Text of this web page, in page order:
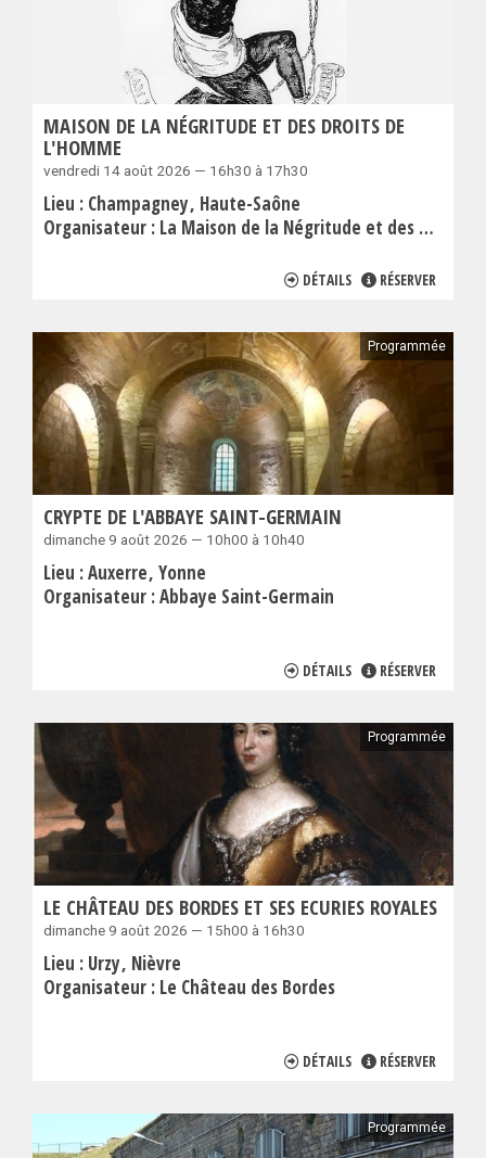
MAISON DE LA NÉGRITUDE ET DES DROITS DE
L'HOMME
vendredi 14 août 2026 — 16h30 à 17h30
Lieu : Champagney Haute-Saône
Organisateur : La Maison de la Négritude et des Droits de l'Homme
DÉTAILS RÉSERVER
Programmée
CRYPTE DE L'ABBAYE SAINT-GERMAIN
dimanche 9 août 2026 — 10h00 à 10h40
Lieu :Auxerre Yonne
Organisateur :Abbaye Saint-Germain
DÉTAILS RÉSERVER
Programmée
LE CHÂTEAU DES BORDES ET SES ECURIES ROYALES
dimanche 9 août 2026 — 15h00 à 16h30
Lieu : Urzy Nièvre
Organisateur : Le Château des Bordes
DÉTAILS RÉSERVER
Programmée